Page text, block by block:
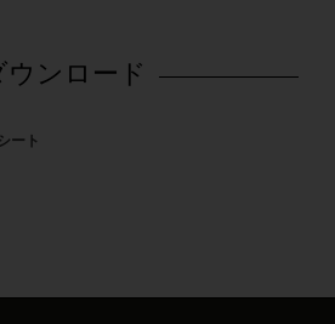
ウンロード
ート